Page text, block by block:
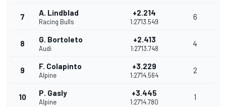
7 A. Lindblad
Racing Bulls
+2.214
1:27'13.549
6
8 G. Bortoleto
Audi
+2.413
1:27'13.748
4
9 F. Colapinto
Alpine
+3.229
1:27'14.564
2
10 P. Gasly
Alpine
+3.445
1:27'14.780
1